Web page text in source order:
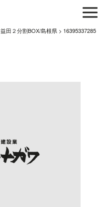
益田２分割BOX/島根県 > 16395337285